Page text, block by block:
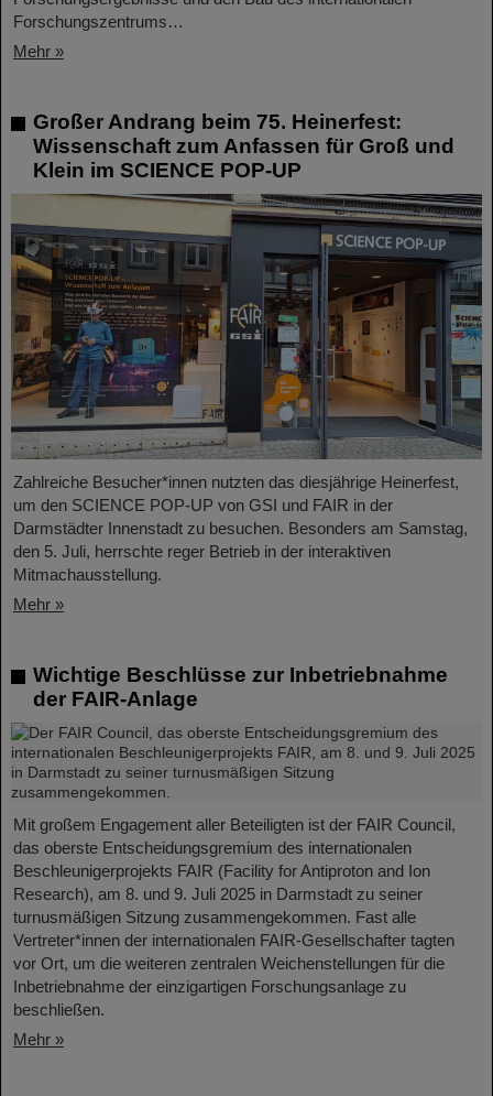
Forschungszentrums…
Mehr »
Großer Andrang beim 75. Heinerfest:
Wissenschaft zum Anfassen für Groß und
Klein im SCIENCE POP-UP
Zahlreiche Besucher*innen nutzten das diesjährige Heinerfest,
um den SCIENCE POP-UP von GSI und FAIR in der
Darmstädter Innenstadt zu besuchen. Besonders am Samstag,
den 5. Juli, herrschte reger Betrieb in der interaktiven
Mitmachausstellung.
Mehr »
Wichtige Beschlüsse zur Inbetriebnahme
der FAIR-Anlage
Mit großem Engagement aller Beteiligten ist der FAIR Council,
das oberste Entscheidungsgremium des internationalen
Beschleunigerprojekts FAIR (Facility for Antiproton and Ion
Research), am 8. und 9. Juli 2025 in Darmstadt zu seiner
turnusmäßigen Sitzung zusammengekommen. Fast alle
Vertreter*innen der internationalen FAIR-Gesellschafter tagten
vor Ort, um die weiteren zentralen Weichenstellungen für die
Inbetriebnahme der einzigartigen Forschungsanlage zu
beschließen.
Mehr »